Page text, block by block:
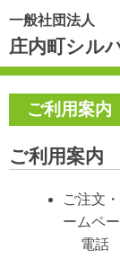
一般社団法人
庄内町シル
ご利用案内
ご利用案内
ご注文
ームペ
電話